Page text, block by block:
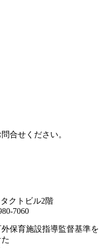
合せください。
クトビル2階
7060
保育施設指導監督基準を